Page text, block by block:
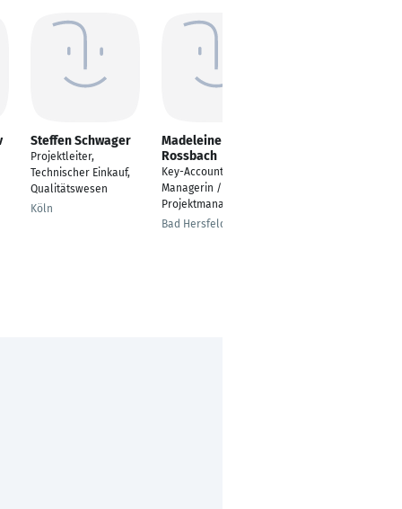
Steffen Schwager
Projektleiter,
Technischer Einkauf,
Qualitätswesen
Köln
Madeleine
Rossbach
Key-Account-
Managerin /
Projektmanagerin
Bad Hersfeld